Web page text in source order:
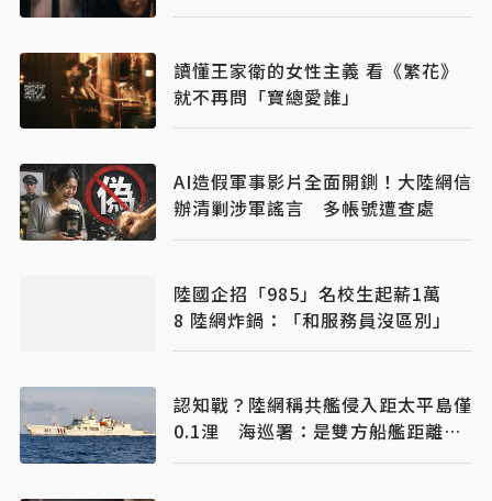
讀懂王家衛的女性主義 看《繁花》
就不再問「寶總愛誰」
AI造假軍事影片全面開鍘！大陸網信
辦清剿涉軍謠言 多帳號遭查處
陸國企招「985」名校生起薪1萬
8 陸網炸鍋：「和服務員沒區別」
認知戰？陸網稱共艦侵入距太平島僅
0.1浬 海巡署：是雙方船艦距離、
已強勢驅離